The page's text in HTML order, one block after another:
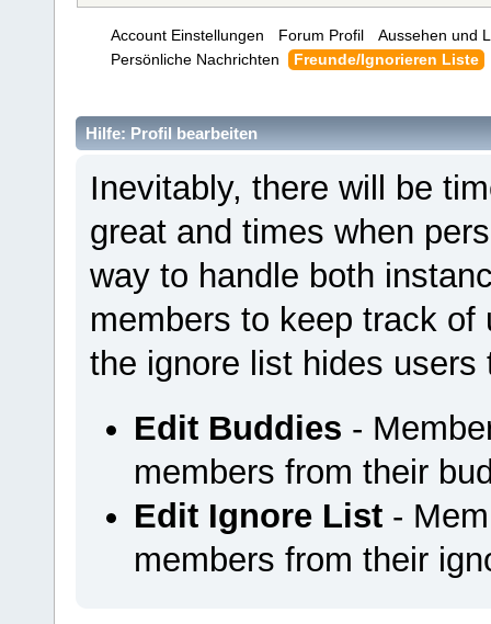
Account Einstellungen Forum Profil
Aussehen und
Persönliche Nachrichten
Freunde/Ignorieren Liste
Hilfe: Profil bearbeiten
Inevitably, there will be
great and times when
way to handle both
members to keep track
the ignore list hides
Edit Buddies -
members from their
Edit Ignore List-
members from their